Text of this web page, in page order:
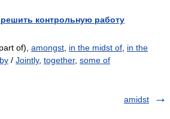
контрольную работу
of), amongst in the midst of in the
/ Jointly, together, some of
amidst